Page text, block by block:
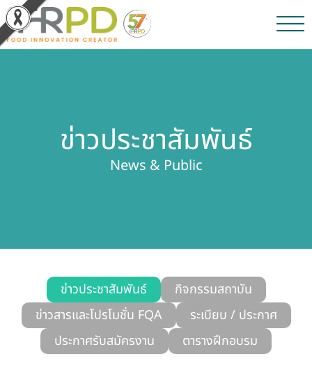
ผลิตภัณฑ์และจำหน่าย
เกี่ยวกับสถาบัน
บุคลากรสถาบัน
รับข้อร้องเรียนและข้อเสนอแนะ
ระบบสารสนเทศ (ใน)
ข่าวประชาสัมพันธ์
News & Public
ข่าวประชาสัมพันธ์
กิจกรรมสถาบัน
ข่าวสารและโปรโมชั่น FQA
ระเบียบ / ประกาศ
ประกาศรับสมัครงาน
ตารางฝึกอบรม